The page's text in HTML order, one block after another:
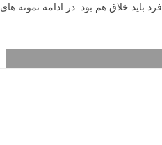
خلاق هم بود. در ادامه نمونه های